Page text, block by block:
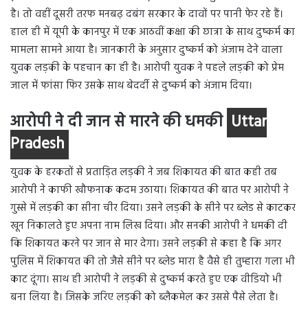
है। तो वहीं दूसरी तरफ मनबढ़ दबंग सरकार के दावों पर पानी फेर रहे हैं।
हाल ही में यूपी के कानपुर में एक आठवीं कक्षा की छात्रा के साथ दुष्कर्म का
मामला सामने आया है। जानकारी के अनुसार दुष्कर्म को अंजाम देने वाला
युवक लड़की के पहचान का ही है। आरोपी युवक ने पहले लड़की को प्रेम
जाल में फांसा फिर उसके साथ बेदर्दी से दुष्कर्म को अंजाम दिया।
आरोपी ने दी जान से मारने की धमकी Uttar
Pradesh
युवक के हरकतों से प्रताड़ित लड़की ने जब शिकायत की बात कही तब
आरोपी ने काफी खौफनाक कदम उठाया। शिकायत की बात पर आरोपी ने
गुस्से में लड़की का सीना चीर दिया। उसने लड़की के सीने पर ब्लेड से काटकर
खून निकालते हुए अपना नाम लिख दिया। और सनकी आरोपी ने धमकी दी
कि शिकायत करने पर जान से मार देगा। उसने लड़की से कहा है कि अगर
पुलिस में शिकायत की तो जैसे सीने पर ब्लेड मारा है वैसे ही तुम्हारा गला भी
काट दूंगा। साथ ही आरोपी ने लड़की से दुष्कर्म करते हुए एक वीडियो भी
बना लिया है। जिसके जरिए लड़की को ब्लैकमेल कर उससे पैसे लेता है।